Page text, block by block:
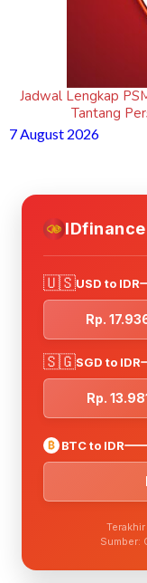
Jadwal Lengkap
Tantang
7 August 2026
IDfinance
🇺🇸USD to IDR
Rp.
🇸🇬SGD to IDR
Rp.
₿ BTC to IDR
Sumber: